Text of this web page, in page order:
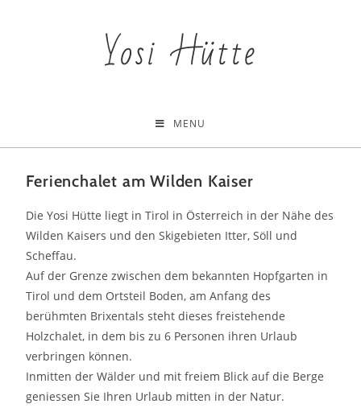
Yosi Hütte
MENU
Ferienchalet am Wilden Kaiser
Die Yosi Hütte liegt in Tirol in Österreich in der Nähe des
Wilden Kaisers und den Skigebieten Itter, Söll und
Scheffau.​
Auf der Grenze zwischen dem bekannten Hopfgarten in
Tirol und dem Ortsteil Boden, am Anfang des
berühmten Brixentals steht dieses freistehende
Holzchalet, in dem bis zu 6 Personen ihren Urlaub
verbringen können.
Inmitten der Wälder und mit freiem Blick auf die Berge
geniessen Sie Ihren Urlaub mitten in der Natur.